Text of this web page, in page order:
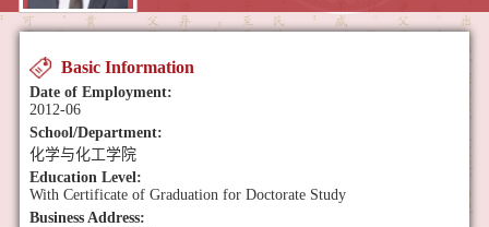
Basic Information
Date of Employment:
2012-06
School/Department:
化学与化工学院
Education Level:
With Certificate of Graduation for Doctorate Study
Business Address: